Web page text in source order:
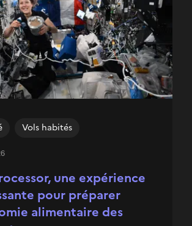
une expérience
pour préparer
alimentaire des
Vols habités